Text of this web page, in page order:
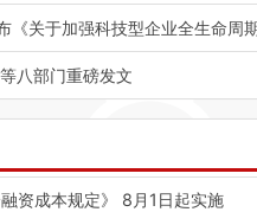
《关于加强科技型企业全生命周
八部门重磅发文
资成本规定》 8月1日起实施